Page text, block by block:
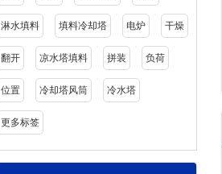
淋水填料 填料冷却塔 电炉 干燥
翻开 凉水塔填料 拼装 负荷
位置 冷却塔风筒 冷水塔
更多标签